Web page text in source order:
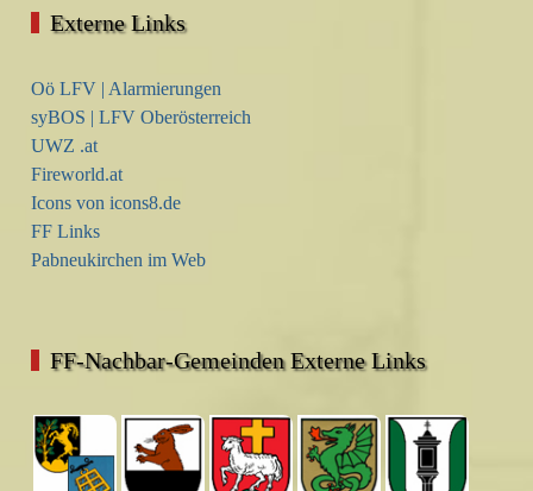
Externe Links
Oö LFV | Alarmierungen
syBOS | LFV Oberösterreich
UWZ .at
Fireworld.at
Icons von icons8.de
FF Links
Pabneukirchen im Web
FF-Nachbar-Gemeinden Externe Links